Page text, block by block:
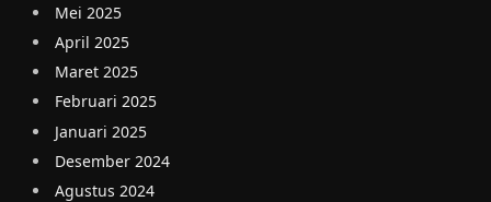
Mei 2025
April 2025
Maret 2025
Februari 2025
Januari 2025
Desember 2024
Agustus 2024